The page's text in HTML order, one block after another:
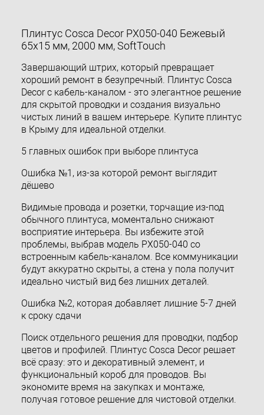
Плинтус Cosca Decor PX050-040 Бежевый
65x15 мм, 2000 мм, SoftTouch
Завершающий штрих, который превращает
хороший ремонт в безупречный. Плинтус Cosca
Decor с кабель-каналом - это элегантное решение
для скрытой проводки и создания визуально
чистых линий в вашем интерьере. Купите плинтус
в Крыму для идеальной отделки.
5 главных ошибок при выборе плинтуса
Ошибка №1, из-за которой ремонт выглядит
дёшево
Видимые провода и розетки, торчащие из-под
обычного плинтуса, моментально снижают
восприятие интерьера. Вы избежите этой
проблемы, выбрав модель PX050-040 со
встроенным кабель-каналом. Все коммуникации
будут аккуратно скрыты, а стена у пола получит
идеально чистый вид без лишних деталей.
Ошибка №2, которая добавляет лишние 5-7 дней
к сроку сдачи
Поиск отдельного решения для проводки, подбор
цветов и профилей. Плинтус Cosca Decor решает
всё сразу: это и декоративный элемент, и
функциональный короб для проводов. Вы
экономите время на закупках и монтаже,
получая готовое решение для чистовой отделки.